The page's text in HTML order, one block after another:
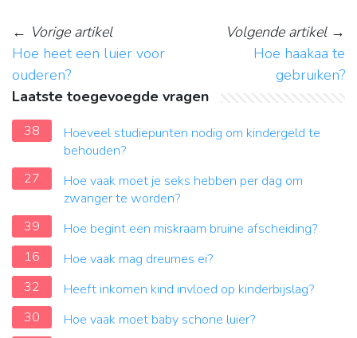
← Vorige artikel
Hoe heet een luier voor
ouderen?
Volgende artikel→
Hoe haakaa te
gebruiken?
Laatste toegevoegde vragen
38
Hoeveel studiepunten nodig om kindergeld te
behouden?
27
Hoe vaak moet je seks hebben per dag om
zwanger te worden?
39
Hoe begint een miskraam bruine afscheiding?
16
Hoe vaak mag dreumes ei?
32
Heeft inkomen kind invloed op kinderbijslag?
30
Hoe vaak moet baby schone luier?